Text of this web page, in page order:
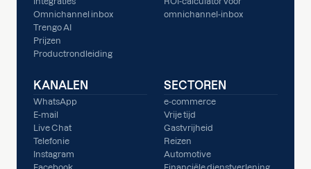
Omnichannel inbox
Trengo AI
Prijzen
Productrondleiding
omnichannel-inbox
KANALEN
WhatsApp
E-mail
Live Chat
Telefonie
Instagram
SECTOREN
e-commerce
Vrije tijd
Gastvrijheid
Reizen
Automotive